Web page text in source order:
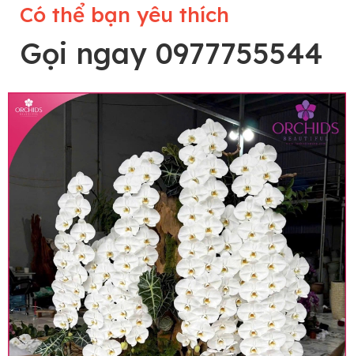
Lưu ý trước khi đặt hàng
• Về cây hoa: Một chậu hoa lan hồ điệp đẹp và
hoàn chỉnh sẽ được phối ghép từ nhiều cây hoa
và tạo dáng hoàn toàn thủ công nên có thể sẽ
khác nhau đôi chút giữa sản phẩm thực tế và
Có thể bạn yêu thích
Gọi ngay 0977755544